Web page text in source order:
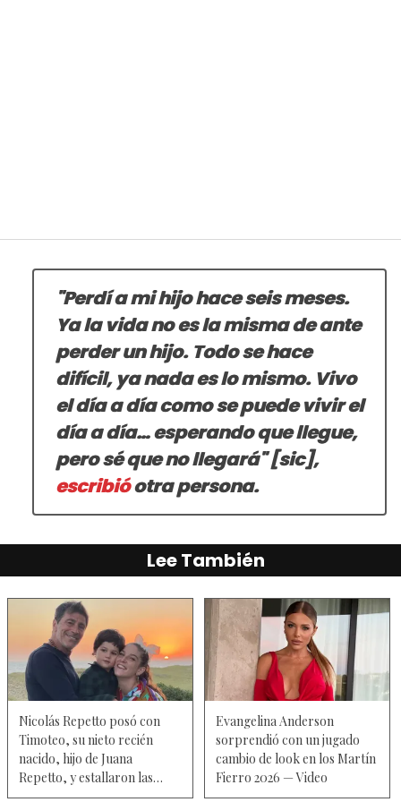
"Perdí a mi hijo hace seis meses.
Ya la vida no es la misma de ante
perder un hijo. Todo se hace
difícil, ya nada es lo mismo. Vivo
el día a día como se puede vivir el
día a día… esperando que llegue,
pero sé que no llegará" [sic],
escribióotra persona.
Lee También
Nicolás Repetto posó con
Timoteo, su nieto recién
nacido, hijo de Juana
Repetto, y estallaron las
comparaciones — Fotos
Evangelina Anderson
sorprendió con un jugado
cambio de look en los Martín
Fierro 2026 — Video